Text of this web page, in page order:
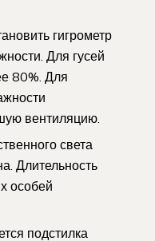
гигрометр
Для гусей
80%. Для
вентиляцию.
света
Длительность
особей
подстилка